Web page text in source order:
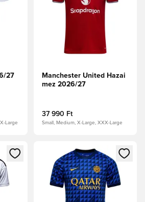
27
Large
Manchester United Hazai
mez 2026/27
37 990 Ft
Small, Medium, X-Large, XXX-Large
a bejelentkezéshez vagy a tagként
Megnyit egy modált a